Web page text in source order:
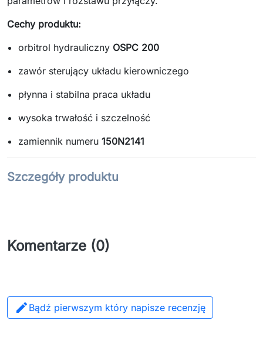
Cechy produktu:
orbitrol hydrauliczny OSPC 200
zawór sterujący układu kierowniczego
płynna i stabilna praca układu
wysoka trwałość i szczelność
zamiennik numeru150N2141
Szczegóły produktu
Komentarze (0)
 Bądź pierwszym który napisze recenzję